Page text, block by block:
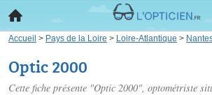
Accueil > Pays de la Loire > Loire-Atlantique >
Optic 2000
Cette fiche présente "Optic 2000", optométriste